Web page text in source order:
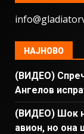
НАЈНОВО
(ВИДЕО)
Ангелов
(ВИДЕО) Шок
авион, но она